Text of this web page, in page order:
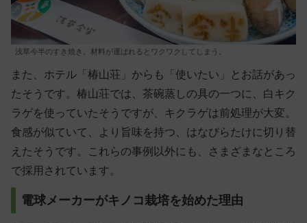
浅草今半のすき焼き。材料が運ばれるとワクワクしてしまう。
また、ホテル「椿山荘」からも「使いたい」とお話があっ
たそうです。椿山荘では、茶碗蒸しの具の一つに、白キク
ラゲを使っていたそうですが、キクラゲは前処理が大変。
食感が似ていて、より旨味を持つ、はなびらたけに切り替
えたそうです。これらの事例以外にも、さまざまなところ
で採用されています。
電球メーカーがキノコ栽培を始めた理由